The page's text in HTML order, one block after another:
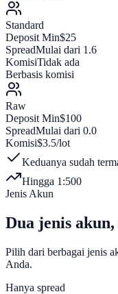
Standard
Deposit Min$25
SpreadMulai dari 1.6
KomisiTidak ada
Berbasis komisi
Raw
Deposit Min$100
SpreadMulai dari 0.0
Komisi$3.5/lot
Keduanya sudah
Hingga 1:500
Jenis Akun
Dua jenis akun,
Pilih dari berbagai jenis
Anda.
Hanya spread